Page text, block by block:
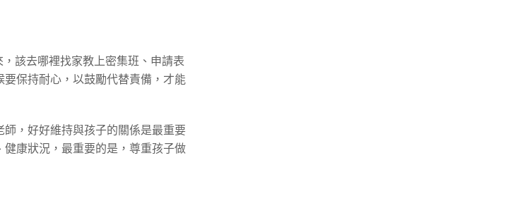
該去哪裡找家教上密集班、申請表
保持耐心，以鼓勵代替責備，才能
，好好維持與孩子的關係是最重要
康狀況，最重要的是，尊重孩子做